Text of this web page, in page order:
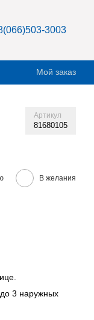
3003
Мой заказ
Артикул
81680105
В желания
3 наружных